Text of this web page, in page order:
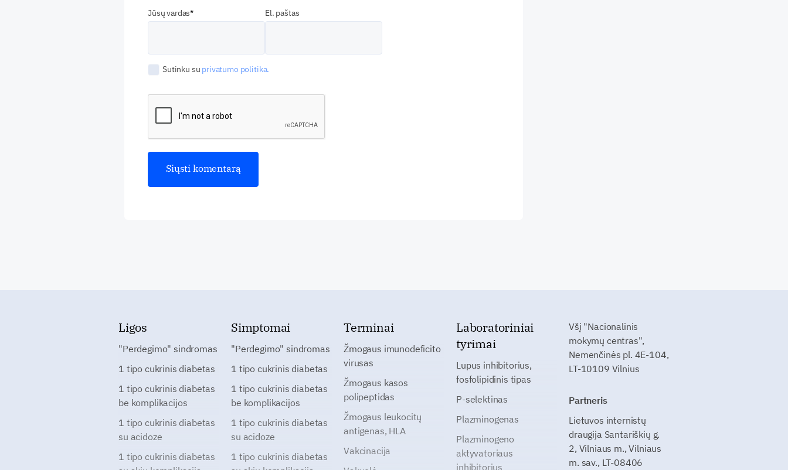
Jūsų vardas El. paštas
Sutinku su privatumo politika.
Ligos
"Perdegimo" sindromas
1 tipo cukrinis diabetas
1 tipo cukrinis diabetas
be komplikacijos
1 tipo cukrinis diabetas
su acidoze
1 tipo cukrinis diabetas
Simptomai
"Perdegimo" sindromas
1 tipo cukrinis diabetas
1 tipo cukrinis diabetas
be komplikacijos
1 tipo cukrinis diabetas
su acidoze
1 tipo cukrinis diabetas
Terminai
Žmogaus imunodeficito
virusas
Žmogaus kasos
polipeptidas
Žmogaus leukocitų
antigenas, HLA
Vakcinacija
Laboratoriniai
tyrimai
Lupus inhibitorius,
fosfolipidinis tipas
P-selektinas
Plazminogenas
Plazminogeno
aktyvatoriaus
inhibitorius
Všį "Nacionalinis
mokymų centras",
Nemenčinės pl. 4E-104,
LT-10109 Vilnius
Partneris
Lietuvos internistų
draugija Santariškių g.
2, Vilniaus m., Vilniaus
m. sav., LT-08406